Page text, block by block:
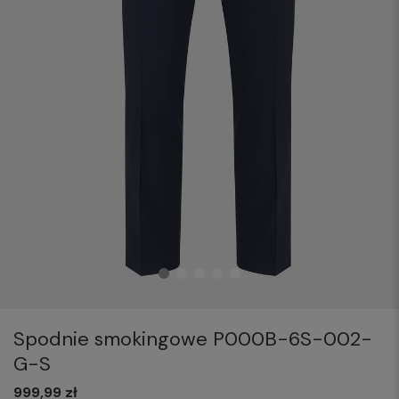
Spodnie smokingowe P000B-6S-002-
G-S
999,99 zł